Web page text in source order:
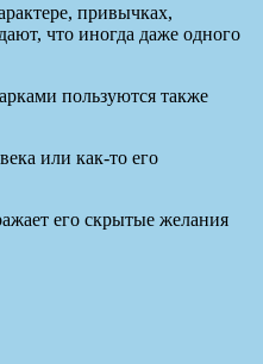
привычках,
что иногда даже одного
пользуются также
или как-то его
его скрытые желания